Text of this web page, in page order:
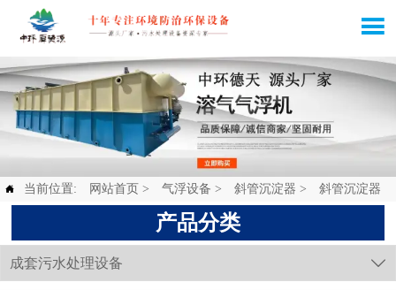

 当前位置: 网站首页 > 气浮设备 > 斜管沉淀器 > 斜管沉淀器
产品分类
成套污水处理设备 